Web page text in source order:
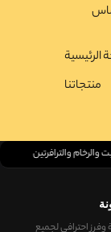
الرئيسية
منتجاتنا
والرخام والترافرتين
وفرز احترافي لجميع